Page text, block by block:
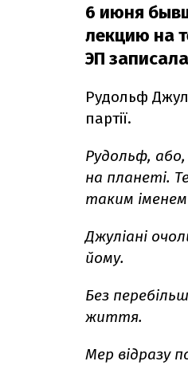
6 июня
лекцию на
ЭП
Рудольф
партії.
Рудольф, або,
на планеті.
таким іменем
Джуліані
йому.
Без
життя.
Мер відразу